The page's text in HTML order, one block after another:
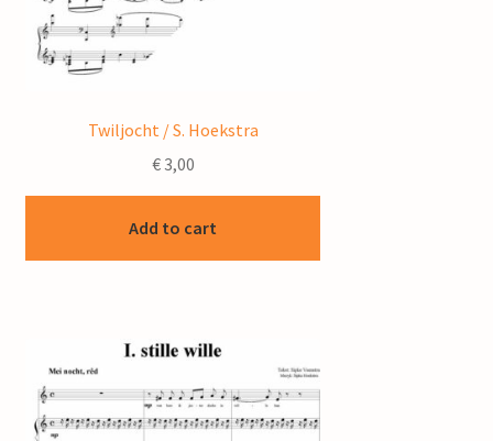
Twiljocht / S. Hoekstra
€3,00
Add to cart